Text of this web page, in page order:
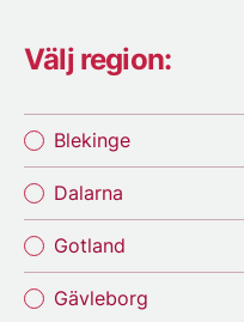
Välj region:
Blekinge
Dalarna
Gotland
Gävleborg